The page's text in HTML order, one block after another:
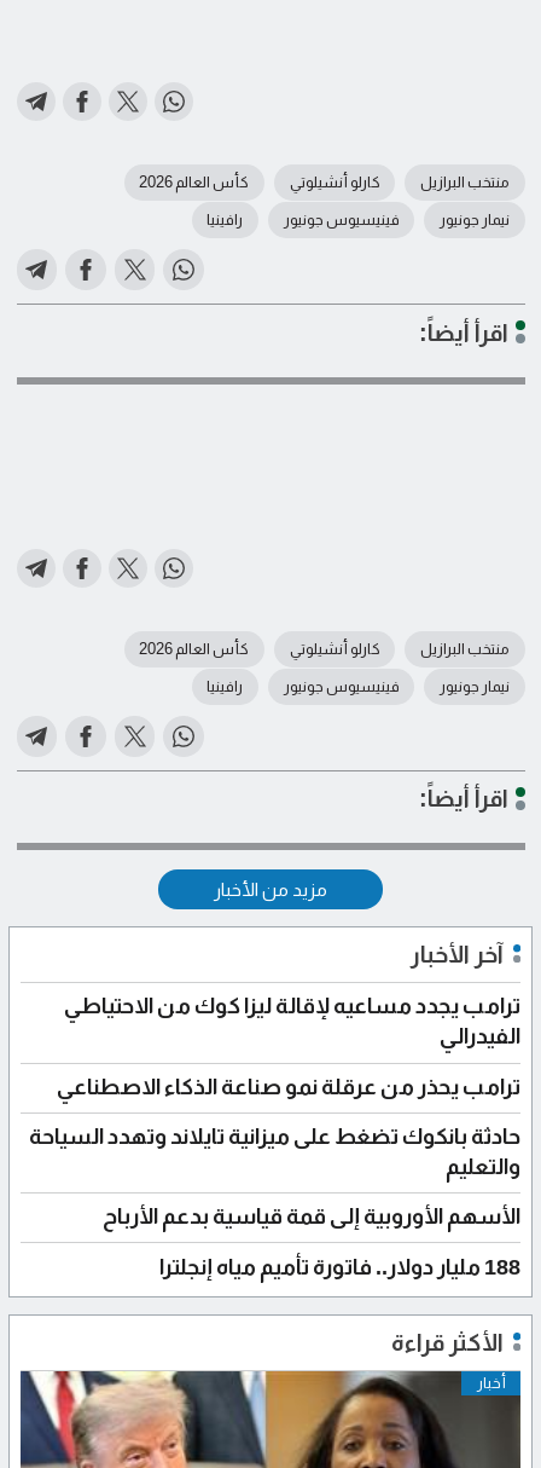
منتخب البرازيل كارلو أنشيلوتي كأس العالم 2026
نيمار جونيور فينيسيوس جونيور رافينيا
اقرأ أيضاً:
منتخب البرازيل كارلو أنشيلوتي كأس العالم 2026
نيمار جونيور فينيسيوس جونيور رافينيا
اقرأ أيضاً:
مزيد من الأخبار
آخر الأخبار
ترامب يجدد مساعيه لإقالة ليزا كوك من الاحتياطي
الفيدرالي
ترامب يحذر من عرقلة نمو صناعة الذكاء الاصطناعي
حادثة بانكوك تضغط على ميزانية تايلاند وتهدد السياحة
والتعليم
الأسهم الأوروبية إلى قمة قياسية بدعم الأرباح
188 مليار دولار.. فاتورة تأميم مياه إنجلترا
الأكثر قراءة
أخبار